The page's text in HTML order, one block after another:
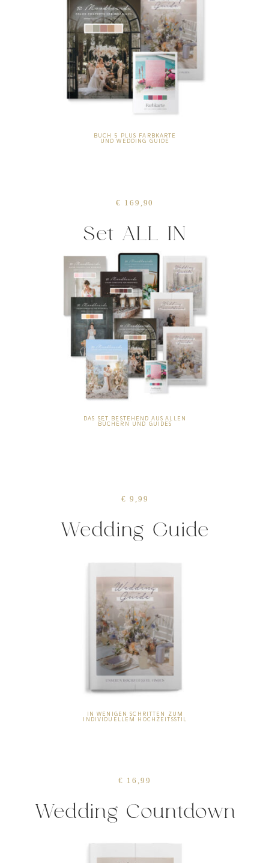
€ 169,90
Set ALL IN
DAS SET BESTEHEND AUS ALLEN
BÜCHERN UND GUIDES
BUCH 5 PLUS FARBKARTE
UND WEDDING GUIDE
€ 16,99
€ 9,99
Wedding Countdown
Wedding Guide
IN WENIGEN SCHRITTEN ZUM
INDIVIDUELLEM HOCHZEITSSTIL